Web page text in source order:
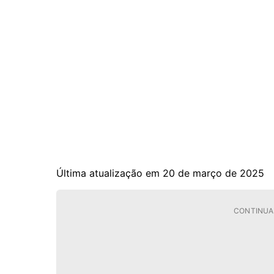
Última atualização em 20 de março de 2025